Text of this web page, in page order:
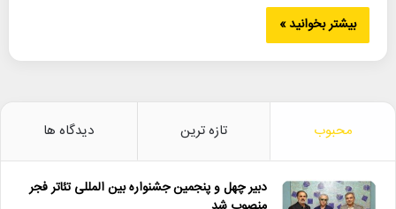
بیشتر بخوانید »
محبوب تازه ترین دیدگاه ها
دبیر چهل و پنجمین جشنواره بین المللی تئاتر فجر